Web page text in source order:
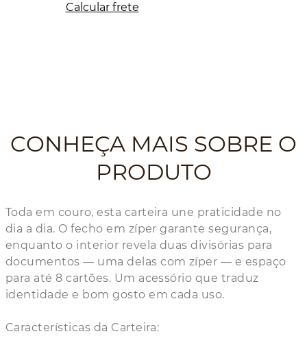
Calcular frete
CONHEÇA MAIS SOBRE O
PRODUTO
Toda em couro, esta carteira une praticidade no
dia a dia. O fecho em zíper garante segurança,
enquanto o interior revela duas divisórias para
documentos — uma delas com zíper — e espaço
para até 8 cartões. Um acessório que traduz
identidade e bom gosto em cada uso.
Características da Carteira: